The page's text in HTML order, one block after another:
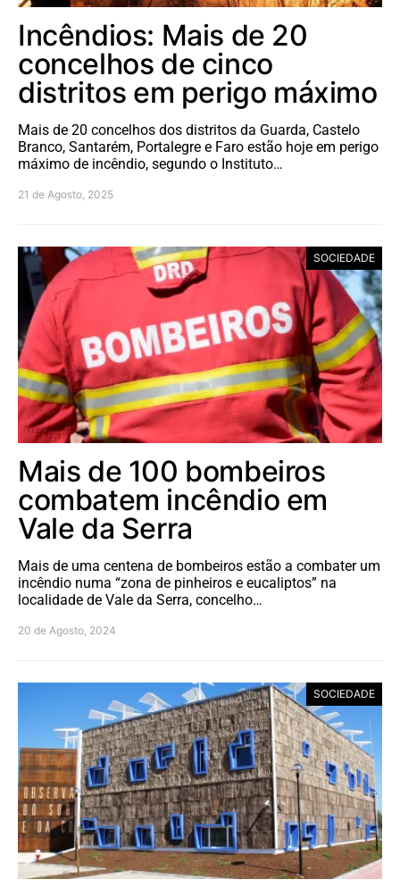
Incêndios: Mais de 20
concelhos de cinco
distritos em perigo máximo
Mais de 20 concelhos dos distritos da Guarda, Castelo
Branco, Santarém, Portalegre e Faro estão hoje em perigo
máximo de incêndio, segundo o Instituto…
21 de Agosto, 2025
SOCIEDADE
Mais de 100 bombeiros
combatem incêndio em
Vale da Serra
Mais de uma centena de bombeiros estão a combater um
incêndio numa “zona de pinheiros e eucaliptos” na
localidade de Vale da Serra, concelho…
20 de Agosto, 2024
SOCIEDADE